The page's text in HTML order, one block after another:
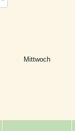
Mittwoch